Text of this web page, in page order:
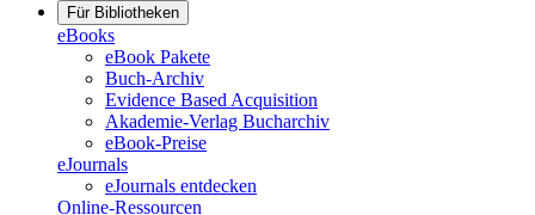
Für Bibliotheken
eBooks
eBook Pakete
Buch-Archiv
Evidence Based Acquisition
Akademie-Verlag Bucharchiv
eBook-Preise
eJournals
eJournals entdecken
Online-Ressourcen